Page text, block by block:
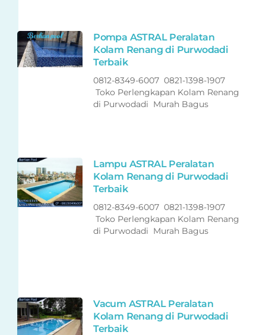
Pompa ASTRAL Peralatan
Kolam Renang di Purwodadi
Terbaik
0812-8349-6007 0821-1398-1907
Toko Perlengkapan Kolam Renang
di Purwodadi Murah Bagus
Lampu ASTRAL Peralatan
Kolam Renang di Purwodadi
Terbaik
0812-8349-6007 0821-1398-1907
Toko Perlengkapan Kolam Renang
di Purwodadi Murah Bagus
Vacum ASTRAL Peralatan
Kolam Renang di Purwodadi
Terbaik